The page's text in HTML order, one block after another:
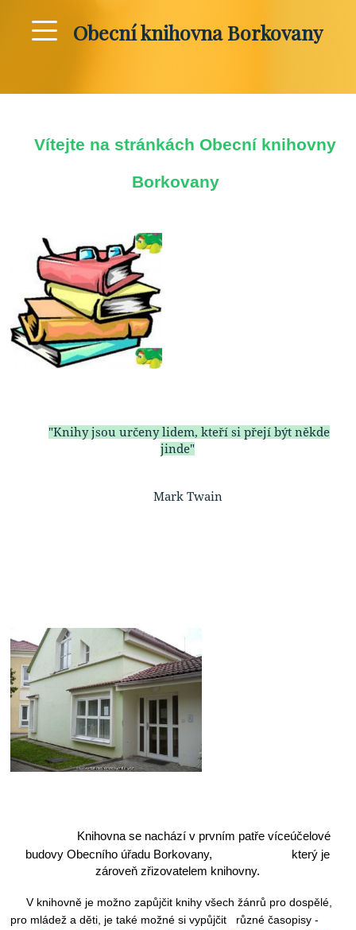
Obecní knihovna Borkovany
Vítejte nastránkách Obecní knihovny
Borkovany
"Knihy jsou určeny lidem, kteří si přejí být někde
jinde"
Mark Twain
Knihovna se nachází v prvním patře víceúčelové
budovy Obecního úřadu Borkovany, který je
zároveň zřizovatelem knihovny.
V knihovně je možno zapůjčit knihy všech žánrů pro dospělé,
pro mládež a děti, je také možné si vypůjčit různé časopisy -